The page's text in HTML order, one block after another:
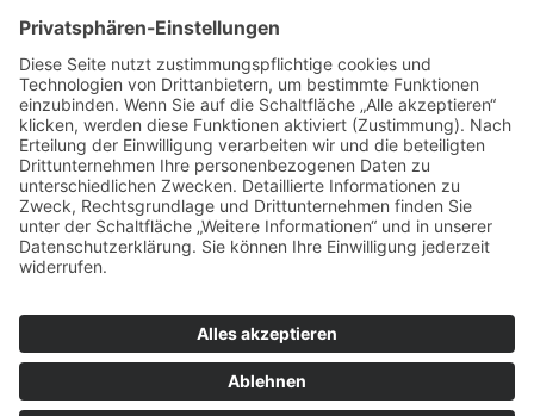
Kenntnis genommen.
© WAMATEC GmbH Impressum
Datenschutz
Kontakt